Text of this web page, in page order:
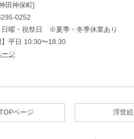
田神保町]
0252
日曜・祝祭日 ※夏季・冬季休業あり
】平日 10:30〜18:30
ジ
ページ 浮世絵